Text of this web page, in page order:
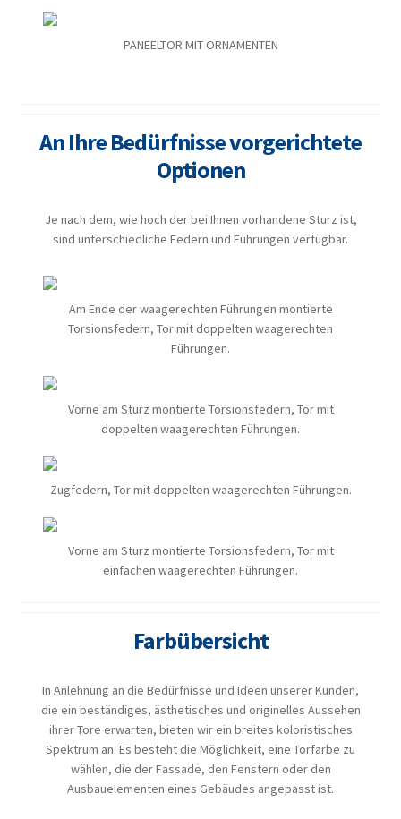
PANEELTOR MIT ORNAMENTEN
An Ihre Bedürfnisse vorgerichtete
Optionen
Je nach dem, wie hoch der bei Ihnen vorhandene Sturz ist,
sind unterschiedliche Federn und Führungen verfügbar.
Am Ende der waagerechten Führungen montierte
Torsionsfedern, Tor mit doppelten waagerechten
Führungen.
Vorne am Sturz montierte Torsionsfedern, Tor mit
doppelten waagerechten Führungen.
Zugfedern, Tor mit doppelten waagerechten Führungen.
Vorne am Sturz montierte Torsionsfedern, Tor mit
einfachen waagerechten Führungen.
Farbübersicht
In Anlehnung an die Bedürfnisse und Ideen unserer Kunden,
die ein beständiges, ästhetisches und originelles Aussehen
ihrer Tore erwarten, bieten wir ein breites koloristisches
Spektrum an. Es besteht die Möglichkeit, eine Torfarbe zu
wählen, die der Fassade, den Fenstern oder den
Ausbauelementen eines Gebäudes angepasst ist.